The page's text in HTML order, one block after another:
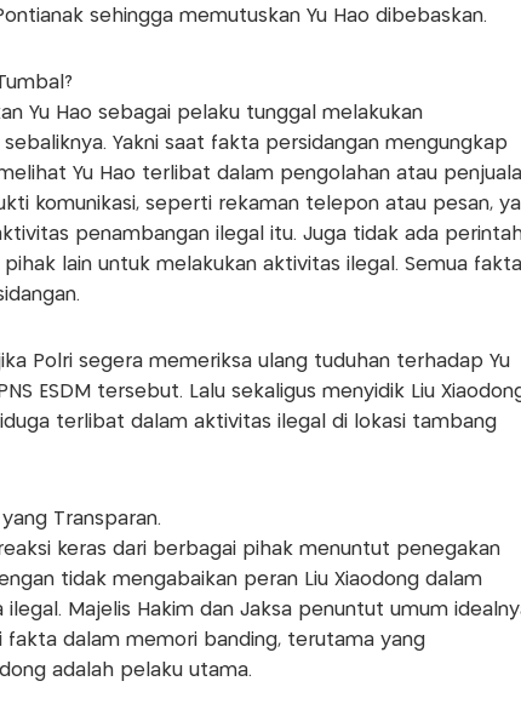
sehingga memutuskan Yu Hao dibebaskan.
Yu Hao sebagai pelaku tunggal melakukan
Yakni saat fakta persidangan mengungkap
Yu Hao terlibat dalam pengolahan atau
komunikasi, seperti rekaman telepon atau pesan,
penambangan ilegal itu. Juga tidak ada
pihak lain untuk melakukan aktivitas ilegal. Semua fakta
Polri segera memeriksa ulang tuduhan terhadap Yu
ESDM tersebut. Lalu sekaligus menyidik Liu
terlibat dalam aktivitas ilegal di lokasi tambang
Transparan.
keras dari berbagai pihak menuntut penegakan
tidak mengabaikan peran Liu Xiaodong dalam
Majelis Hakim dan Jaksa penuntut umum
dalam memori banding, terutama yang
adalah pelaku utama.